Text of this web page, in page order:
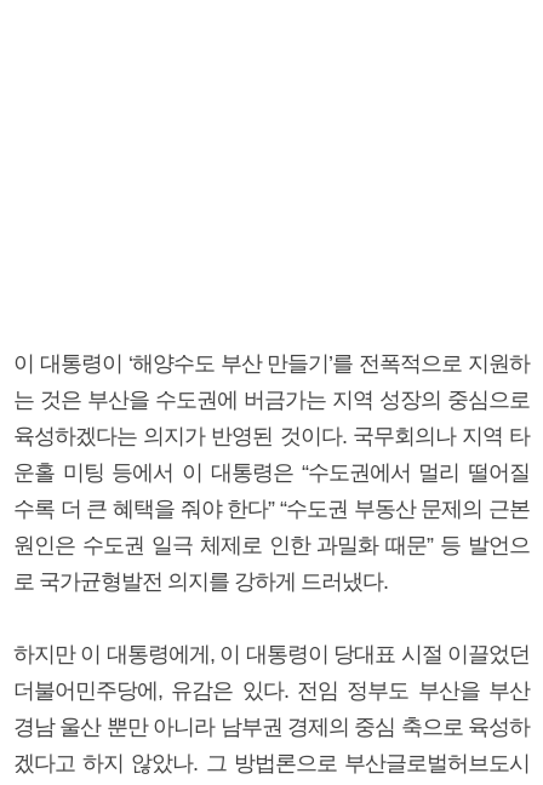
이 대통령이 ‘해양수도 부산 만들기’를 전폭적으로 지원하
는 것은 부산을 수도권에 버금가는 지역 성장의 중심으로
육성하겠다는 의지가 반영된 것이다. 국무회의나 지역 타
운홀 미팅 등에서 이 대통령은 “수도권에서 멀리 떨어질
수록 더 큰 혜택을 줘야 한다” “수도권 부동산 문제의 근본
원인은 수도권 일극 체제로 인한 과밀화 때문” 등 발언으
로 국가균형발전 의지를 강하게 드러냈다.
하지만 이 대통령에게, 이 대통령이 당대표 시절 이끌었던
더불어민주당에, 유감은 있다. 전임 정부도 부산을 부산
경남 울산 뿐만 아니라 남부권 경제의 중심 축으로 육성하
겠다고 하지 않았나. 그 방법론으로 부산글로벌허브도시